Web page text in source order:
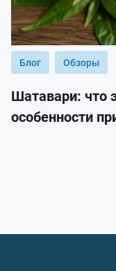
Блог Обзоры
Шатавари: что
особенности